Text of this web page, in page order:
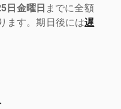
日金曜日 までに全額
ます。期日後には遅